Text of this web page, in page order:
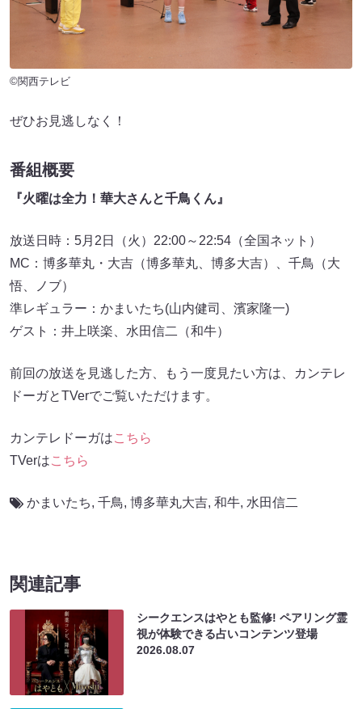
©関西テレビ
ぜひお見逃しなく！
番組概要
『火曜は全力！華大さんと千鳥くん』
放送日時：5月2日（火）22:00～22:54（全国ネット）
MC：博多華丸・大吉（博多華丸、博多大吉）、千鳥（大
悟、ノブ）
準レギュラー：かまいたち(山内健司、濱家隆一)
ゲスト：井上咲楽、水田信二（和牛）
前回の放送を見逃した方、もう一度見たい方は、カンテレ
ドーガとTVerでご覧いただけます。
カンテレドーガはこちら
TVerはこちら
かまいたち, 千鳥, 博多華丸大吉, 和牛, 水田信二
関連記事
シークエンスはやとも監修! ペアリング霊
視が体験できる占いコンテンツ登場
2026.08.07